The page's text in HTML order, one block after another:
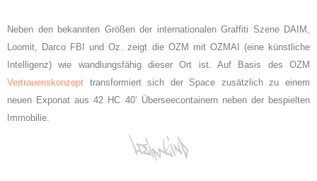
Neben den bekannten Größen der internationalen Graffiti Szene DAIM,
Loomit, Darco FBI und Oz. zeigt die OZM mit OZMAI (eine künstliche
Intelligenz) wie wandlungsfähig dieser Ort ist. Auf Basis des OZM
Vertrauenskonzept transformiert sich der Space zusätzlich zu einem
neuen Exponat aus 42 HC 40’ Überseecontainern neben der bespielten
Immobilie.